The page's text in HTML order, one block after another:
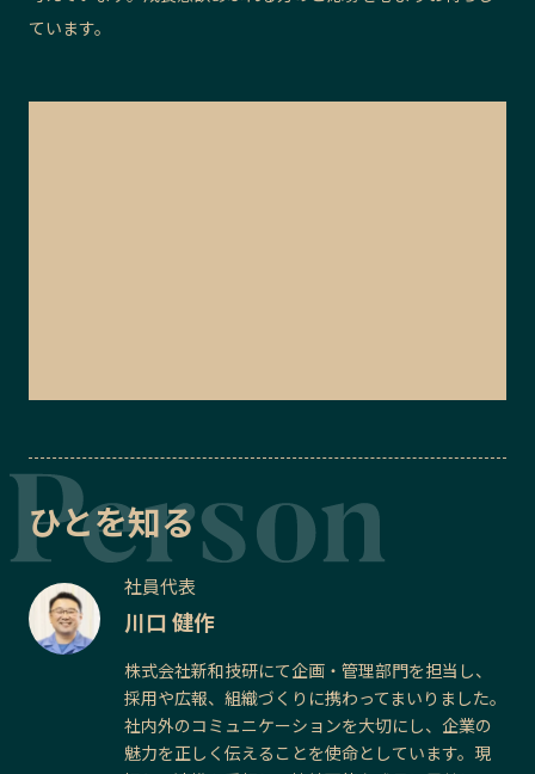
ています。
ひとを知る
社員代表
川口 健作
株式会社新和技研にて企画・管理部門を担当し、
採用や広報、組織づくりに携わってまいりました。
社内外のコミュニケーションを大切にし、企業の
魅力を正しく伝えることを使命としています。現